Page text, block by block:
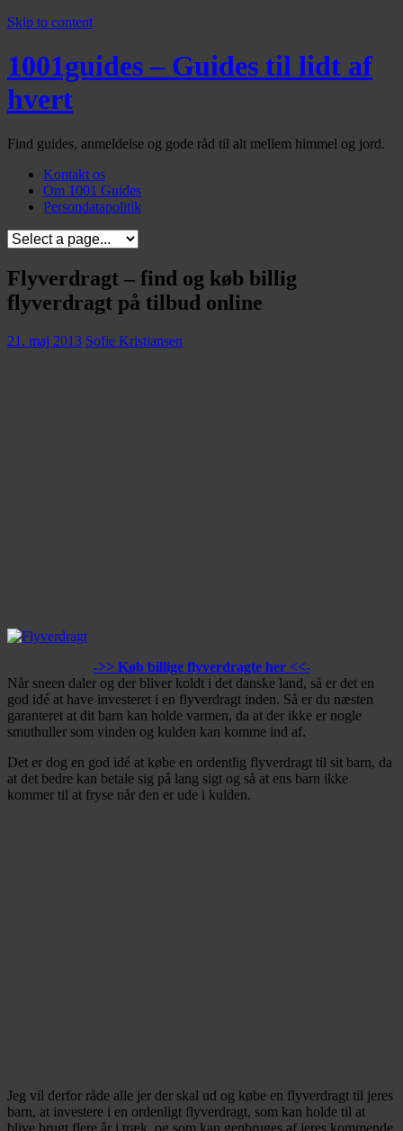
Skip to content
1001guides – Guides til lidt af
hvert
Find guides, anmeldelse og gode råd til alt mellem himmel og jord.
Kontakt os
Om 1001 Guides
Persondatapolitik
Flyverdragt – find og køb billig
flyverdragt på tilbud online
21. maj 2013 Sofie Kristiansen
->> Køb billige flyverdragte her <<-
Når sneen daler og der bliver koldt i det danske land, så er det en
god idé at have investeret i en flyverdragt inden. Så er du næsten
garanteret at dit barn kan holde varmen, da at der ikke er nogle
smuthuller som vinden og kulden kan komme ind af.
Det er dog en god idé at købe en ordentlig flyverdragt til sit barn, da
at det bedre kan betale sig på lang sigt og så at ens barn ikke
kommer til at fryse når den er ude i kulden.
Jeg vil derfor råde alle jer der skal ud og købe en flyverdragt til jeres
barn, at investere i en ordenligt flyverdragt, som kan holde til at
blive brugt flere år i træk, og som kan genbruges af jeres kommende